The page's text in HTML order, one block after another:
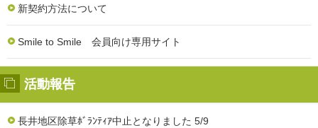
新契約方法について
Smile to Smile 会員向け専用サイト
活動報告
長井地区除草ﾎﾞﾗﾝﾃｨｱ中止となりました 5/9